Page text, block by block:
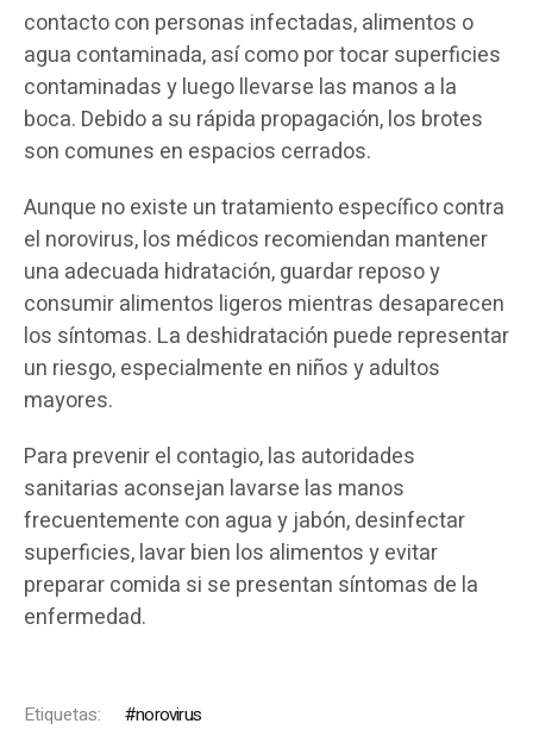
contacto con personas infectadas, alimentos o
agua contaminada, así como por tocar superficies
contaminadas y luego llevarse las manos a la
boca. Debido a su rápida propagación, los brotes
son comunes en espacios cerrados.
Aunque no existe un tratamiento específico contra
el norovirus, los médicos recomiendan mantener
una adecuada hidratación, guardar reposo y
consumir alimentos ligeros mientras desaparecen
los síntomas. La deshidratación puede representar
un riesgo, especialmente en niños y adultos
mayores.
Para prevenir el contagio, las autoridades
sanitarias aconsejan lavarse las manos
frecuentemente con agua y jabón, desinfectar
superficies, lavar bien los alimentos y evitar
preparar comida si se presentan síntomas de la
enfermedad.
Etiquetas: norovirus